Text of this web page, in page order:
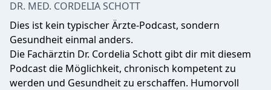
DR. MED. CORDELIA SCHOTT
Dies ist kein typischer Ärzte-Podcast, sondern
Gesundheit einmal anders.
Die Fachärztin Dr. Cordelia Schott gibt dir mit diesem
Podcast die Möglichkeit, chronisch kompetent zu
werden und Gesundheit zu erschaffen. Humorvoll